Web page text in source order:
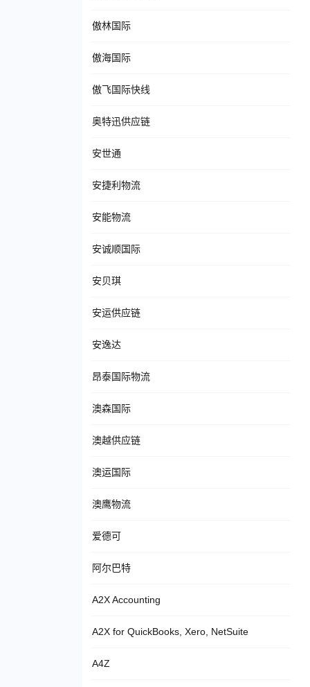
傲林国际
傲海国际
傲飞国际快线
奥特迅供应链
安世通
安捷利物流
安能物流
安诚顺国际
安贝琪
安运供应链
安逸达
昂泰国际物流
澳森国际
澳越供应链
澳运国际
澳鹰物流
爱德可
阿尔巴特
A2X Accounting
A2X for QuickBooks, Xero, NetSuite
A4Z